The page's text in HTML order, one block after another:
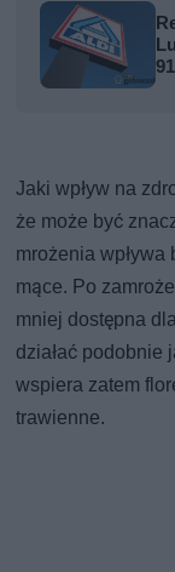
Jaki wpływ na
że może być
mrożenia
mące. Po
mniej dostępna
działać podobnie
wspiera zatem
trawienne.